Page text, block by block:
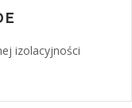
izolacyjności